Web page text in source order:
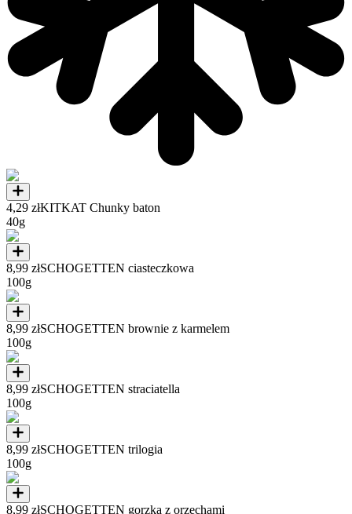
4,29 złKITKAT Chunky baton
40g
8,99 złSCHOGETTEN ciasteczkowa
100g
8,99 złSCHOGETTEN brownie z karmelem
100g
8,99 złSCHOGETTEN straciatella
100g
8,99 złSCHOGETTEN trilogia
100g
8,99 złSCHOGETTEN gorzka z orzechami